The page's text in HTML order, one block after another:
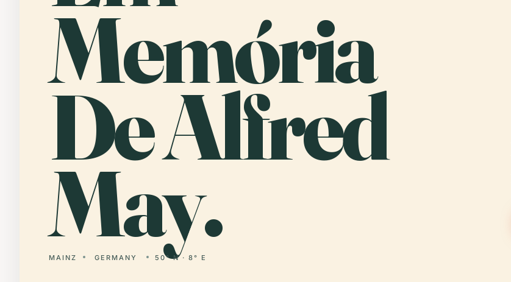
Memória
De Alfred
May.
MAINZ GERMANY 50° N · 8° E